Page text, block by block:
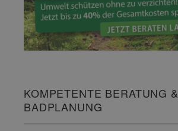
KOMPETENTE BERATUNG &
BADPLANUNG